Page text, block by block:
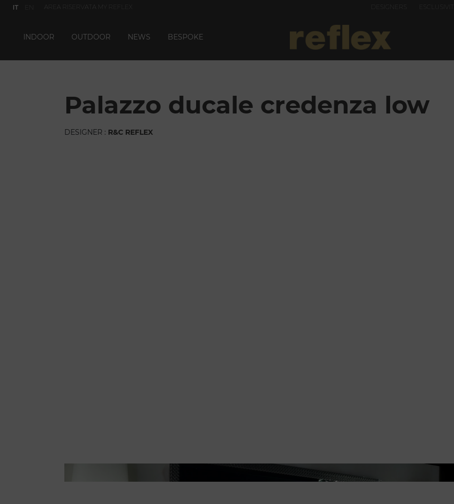
IT AREA RISERVATA MY REFLEX DESIGNERS
INDOOR OUTDOOR NEWS BESPOKE
palazzo ducale credenza low
DESIGNER : R&C REFLEX
Palazzo ducale credenza low - Boheme specchio - Palazzo ducale applique - Palazzo ducale 40 - Palazzo ducale